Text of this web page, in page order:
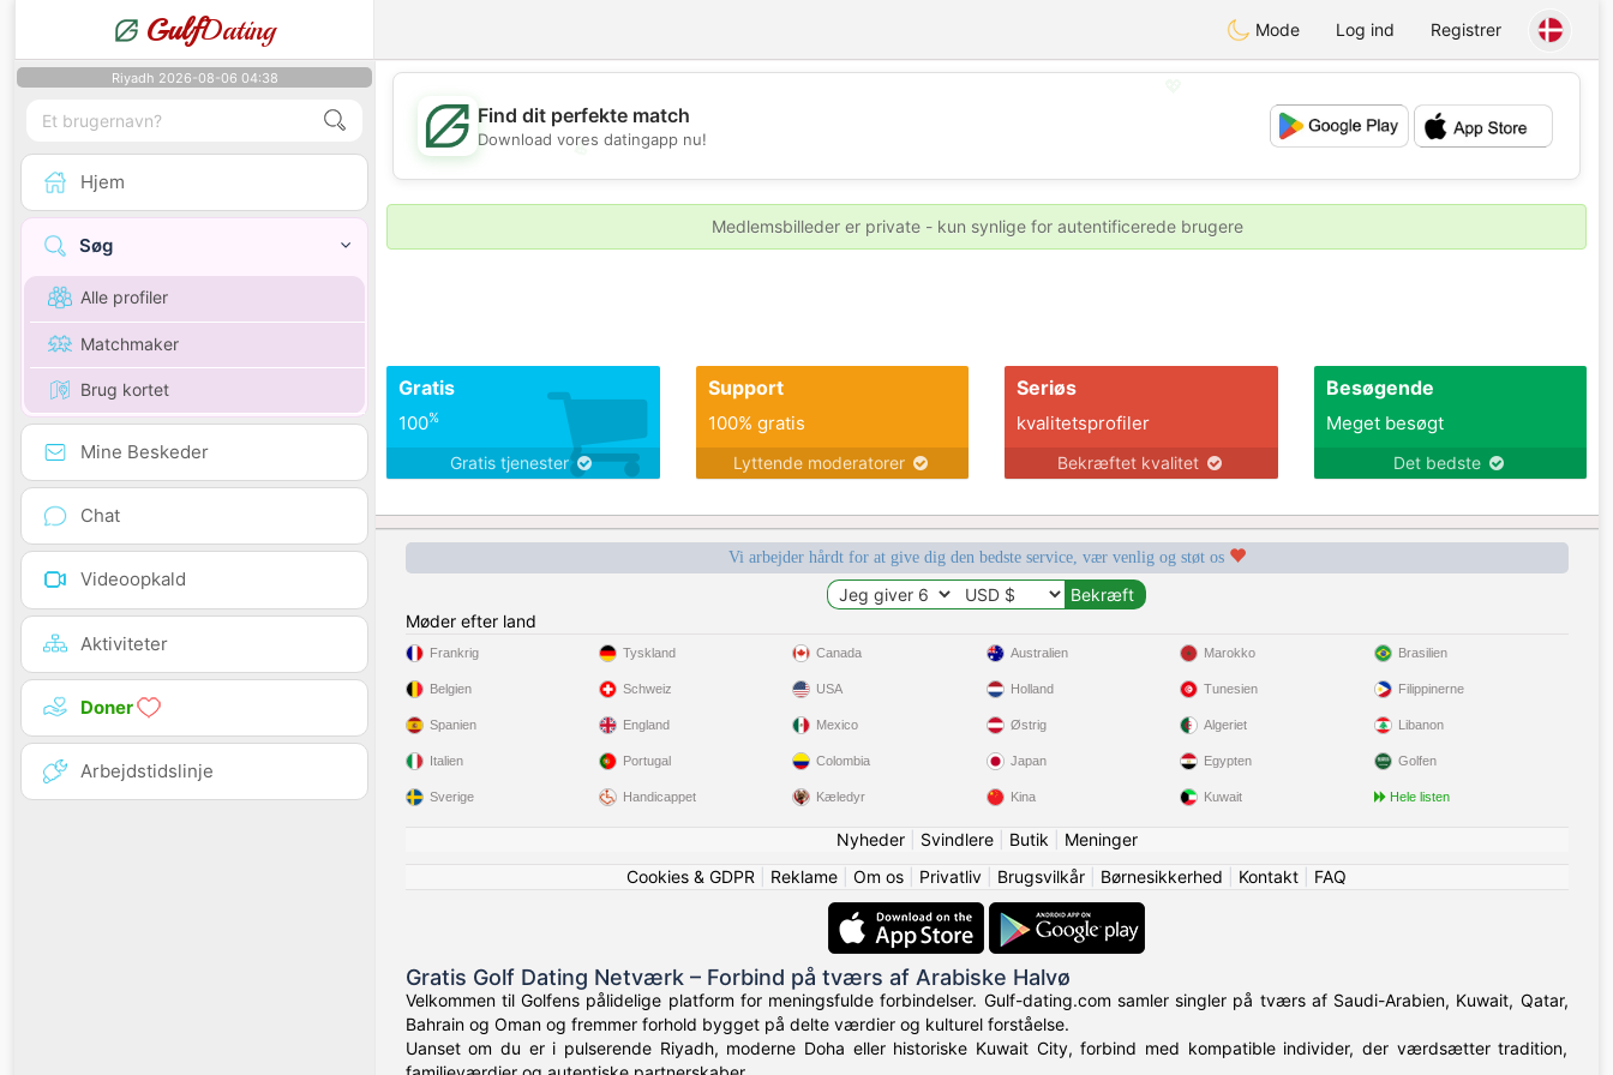
GulfDating Mode Log ind Registrer
Riyadh 2026-08-06 04:38
Hjem
Søg
Alle profiler
Matchmaker
Brug kortet
Mine Beskeder
Chat
Videoopkald
Aktiviteter
Doner
Arbejdstidslinje
💖
💕
💕
Find dit perfekte match
Download vores datingapp nu!
Medlemsbilleder er private - kun synlige for autentificerede brugere
Gratis
100%
Gratis tjenester
Support
100% gratis
Lyttende moderatorer
Seriøs
kvalitetsprofiler
Bekræftet kvalitet
Besøgende
Meget besøgt
Det bedste
Vi arbejder hårdt for at give dig den bedste service, vær venlig og støt os
Møder efter land
Frankrig
Belgien
Spanien
Italien
Sverige
Tyskland
Schweiz
England
Portugal
Handicappet
Canada
USA
Mexico
Colombia
Kæledyr
Australien
Holland
Østrig
Japan
Kina
Marokko
Tunesien
Algeriet
Egypten
Kuwait
Brasilien
Filippinerne
Libanon
Golfen
Hele listen
Nyheder| Svindlere| Butik
Meninger
Cookies & GDPR
Reklame Om os Privatliv Brugsvilkår Børnesikkerhed Kontakt FAQ
Gratis Golf Dating Netværk – Forbind på tværs af Arabiske Halvø
Velkommen til Golfens pålidelige platform for meningsfulde forbindelser. Gulf-dating.com samler singler på tværs af Saudi-Arabien, Kuwait, Qatar,
Bahrain og Oman og fremmer forhold bygget på delte værdier og kulturel forståelse.
Uanset om du er i pulserende Riyadh, moderne Doha eller historiske Kuwait City, forbind med kompatible individer, der værdsætter tradition,